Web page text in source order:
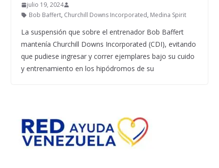
julio 19, 2024
Bob Baffert, Churchill Downs Incorporated, Medina Spirit
La suspensión que sobre el entrenador Bob Baffert
mantenía Churchill Downs Incorporated (CDI), evitando
que pudiese ingresar y correr ejemplares bajo su cuido
y entrenamiento en los hipódromos de su